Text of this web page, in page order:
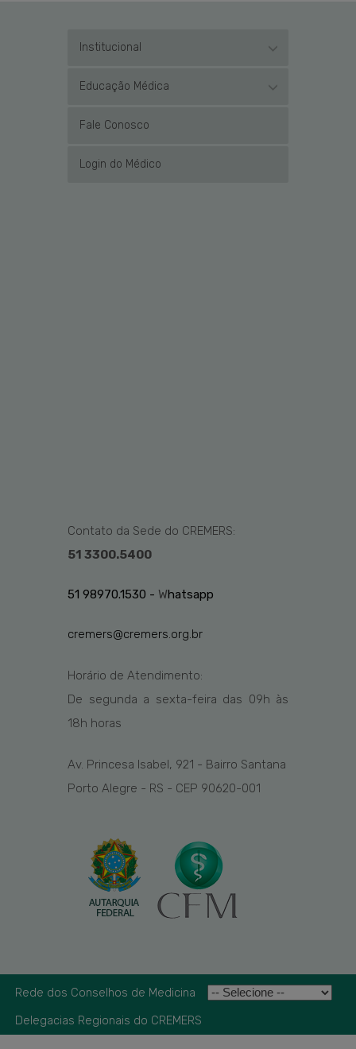
Institucional
Educação Médica
Fale Conosco
Login do Médico
Contato da Sede do CREMERS:
51 3300.5400
51 98970.1530 - Whatsapp
cremers@cremers.org.br
Horário de Atendimento:
De segunda a sexta-feira das 09h às
18h horas
Av. Princesa Isabel, 921 - Bairro Santana
Porto Alegre - RS - CEP 90620-001
Rede dos Conselhos de Medicina
Delegacias Regionais do CREMERS